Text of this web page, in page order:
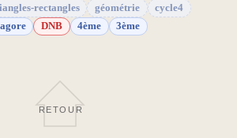
rectangles géométrie
cycle4
DNB 4ème 3ème
RETOUR